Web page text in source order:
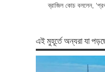
ব্রাজিল কোচ বললেন,
এই মুহূর্তে অন্যরা যা